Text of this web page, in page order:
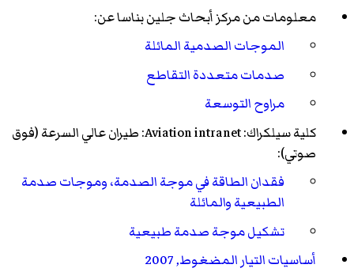
معلومات من مركز أبحاث جلين بناسا عن:
الموجات الصدمية المائلة
صدمات متعددة التقاطع
مراوح التوسعة
كلية سيلكراك: Aviation intranet: طيران عالي السرعة (فوق
صوتي):
فقدان الطاقة في موجة الصدمة، وموجات صدمة
الطبيعية والمائلة
تشكيل موجة صدمة طبيعية
أساسيات التيار المضغوط, 2007